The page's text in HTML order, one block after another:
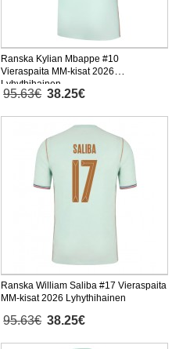
Ranska Kylian Mbappe #10
Vieraspaita MM-kisat 2026
Lyhythihainen
95.63€ 38.25€
Ranska William Saliba #17 Vieraspaita
MM-kisat 2026 Lyhythihainen
95.63€ 38.25€